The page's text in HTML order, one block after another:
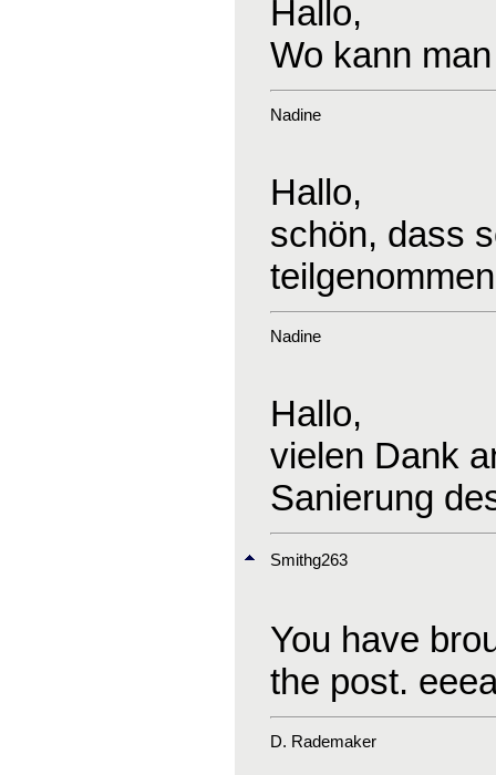
Hallo,
Wo kann
Nadine
Hallo,
schön, dass
Nadine
Hallo,
vielen Dank
Sanierung
Smithg263
You have
the post.
D. Rademaker